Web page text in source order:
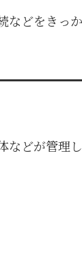
どをきっ
どが管理